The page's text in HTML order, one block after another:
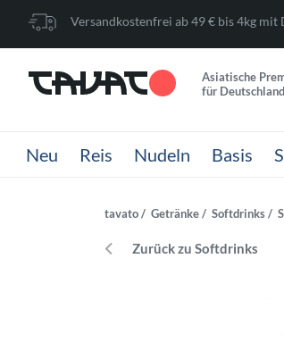
Versandkostenfrei ab 49 € bis 4kg mit
Asiatische
für Deutschland
Neu Reis Nudeln Basis
tavato Getränke Softdrinks
Zurück zu Softdrinks